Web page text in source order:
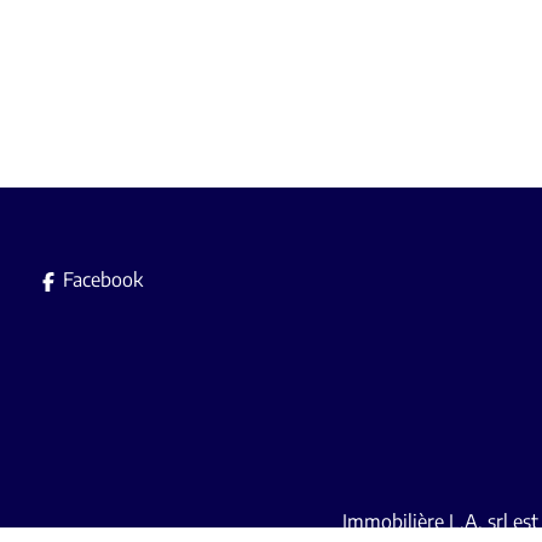
Facebook
Immobilière L.A. srl